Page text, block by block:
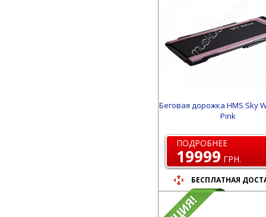
Беговая дорожка HMS Sky
Pink
ПОДРОБНЕЕ
19999 ГРН.
БЕСПЛАТНАЯ